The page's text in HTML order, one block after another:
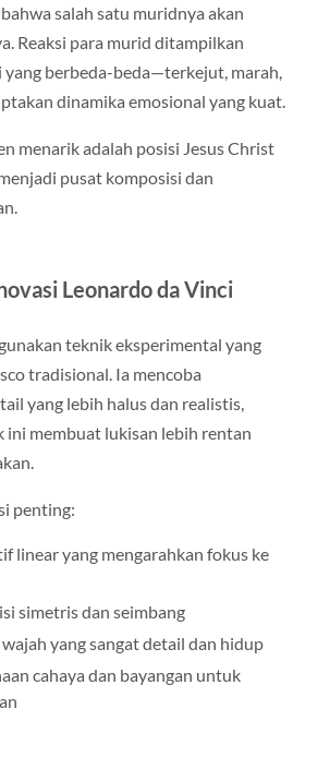
salah satu muridnya akan
Reaksi para murid ditampilkan
yang berbeda-beda—terkejut, marah,
dinamika emosional yang kuat.
menarik adalah posisi Jesus Christ
pusat komposisi dan
Leonardo da Vinci
teknik eksperimental yang
tradisional. Ia mencoba
yang lebih halus dan realistis,
ini membuat lukisan lebih rentan
penting:
linear yang mengarahkan fokus ke
simetris dan seimbang
yang sangat detail dan hidup
cahaya dan bayangan untuk